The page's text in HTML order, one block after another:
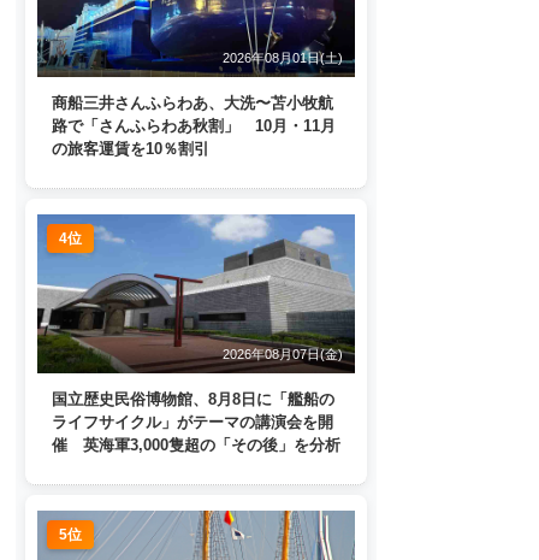
2026年08月01日(土)
商船三井さんふらわあ、大洗〜苫小牧航
路で「さんふらわあ秋割」 10月・11月
の旅客運賃を10％割引
4位
2026年08月07日(金)
国立歴史民俗博物館、8月8日に「艦船の
ライフサイクル」がテーマの講演会を開
催 英海軍3,000隻超の「その後」を分析
5位